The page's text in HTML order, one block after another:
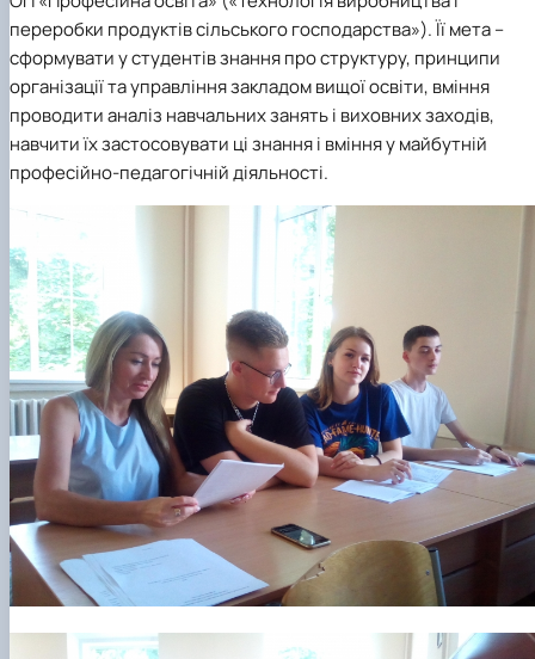
переробки продуктів сільського господарства»). Її мета –
сформувати у студентів знання про структуру, принципи
організації та управління закладом вищої освіти, вміння
проводити аналіз навчальних занять і виховних заходів,
навчити їх застосовувати ці знання і вміння у майбутній
професійно-педагогічній діяльності.